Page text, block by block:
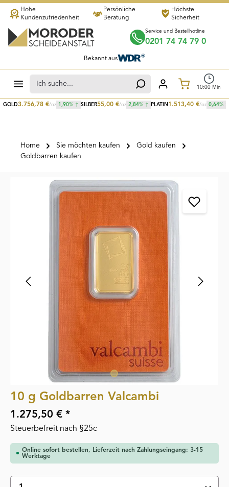
Zum Hauptinhalt springen
GOLD3.756,78 €/oz 1,90% SILBER55,00 €/oz 2,84% PLATIN 1.513,40 €/oz 0,64%
Hohe
Kundenzufriedenheit
Persönliche
Beratung
Höchste
Sicherheit
Service und Bestellhotline
0201 74 74 79 0
Bekannt aus
10:00 Min
Home Sie möchten kaufen
Gold kaufen
Goldbarren kaufen
Bildergalerie überspringen
10 g Goldbarren Valcambi
1.275,50 € *
Steuerbefreit nach §25c
Online sofort bestellen, Lieferzeit nach Zahlungseingang: 3-15
Werktage
Produkt Anzahl: Gib den gewünschten Wert ein